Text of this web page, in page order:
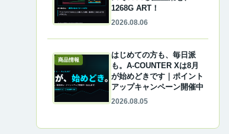
1268G ART！
2026.08.06
商品情報
はじめての方も、毎日派
も。A-COUNTER Xは8月
が始めどきです｜ポイント
アップキャンペーン開催中
2026.08.05